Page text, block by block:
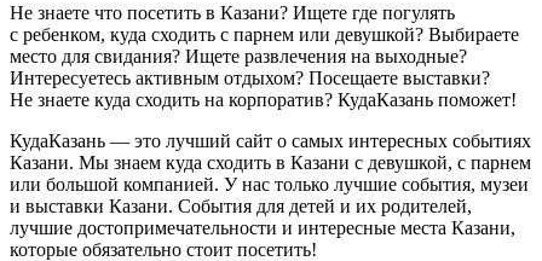
Не знаете что посетить в Казани? Ищете где погулять
с ребенком, куда сходить с парнем или девушкой? Выбираете
место для свидания? Ищете развлечения на выходные?
Интересуетесь активным отдыхом? Посещаете выставки?
Не знаете куда сходить на корпоратив? КудаКазань поможет!
КудаКазань — это лучший сайт о самых интересных событиях
Казани. Мы знаем куда сходить в Казани с девушкой, с парнем
или большой компанией. У нас только лучшие события, музеи
и выставки Казани. События для детей и их родителей,
лучшие достопримечательности и интересные места Казани,
которые обязательно стоит посетить!